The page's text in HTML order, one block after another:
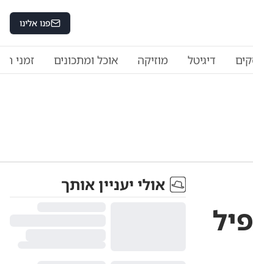
פנו אלינו
דיגיטל מוזיקה אוכל ומתכונים זמני
אולי יעניין אותך